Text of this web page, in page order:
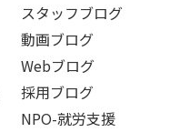
スタッフブログ
動画ブログ
Webブログ
採用ブログ
NPO-就労支援